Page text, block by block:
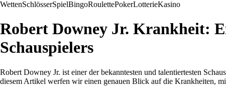
WettenSchlösserSpielBingoRoulettePokerLotterieKasino
Robert Downey Jr. Krankheit:
Schauspielers
Robert Downey Jr. ist einer der bekanntesten und talentiertesten
diesem Artikel werfen wir einen genauen Blick auf die Krankheiten,